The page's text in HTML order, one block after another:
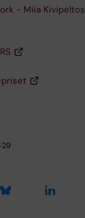
- Miia Kivipeltos
priset